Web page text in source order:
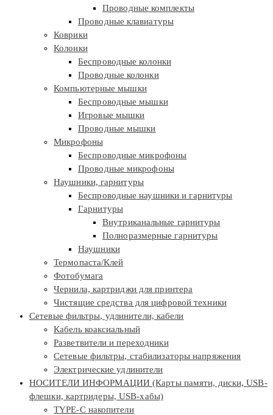
Проводные комплекты
Проводные клавиатуры
Коврики
Колонки
Беспроводные колонки
Проводные колонки
Компьютерные мышки
Беспроводные мышки
Игровые мышки
Проводные мышки
Микрофоны
Беспроводные микрофоны
Проводные микрофоны
Наушники, гарнитуры
Беспроводные наушники и гарнитуры
Гарнитуры
Внутриканальные гарнитуры
Полноразмерные гарнитуры
Наушники
Термопаста/Клей
Фотобумага
Чернила, картриджи для принтера
Чистящие средства для цифровой техники
Сетевые фильтры, удлинители, кабели
Кабель коаксиальный
Разветвители и переходники
Сетевые фильтры, стабилизаторы напряжения
Электрические удлинители
НОСИТЕЛИ ИНФОРМАЦИИ (Карты памяти, диски, USB-
флешки, картридеры, USB-хабы)
TYPE-C накопители